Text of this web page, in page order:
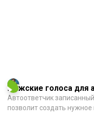
Мужские голоса для
Автоответчик
позволит создать